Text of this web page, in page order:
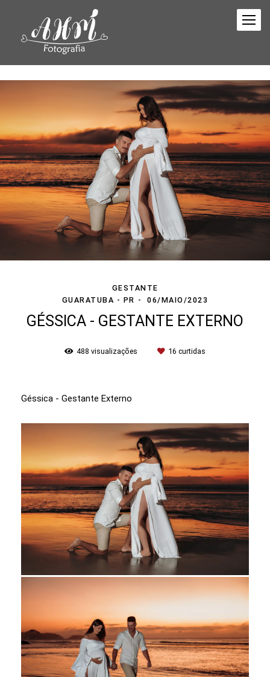
GESTANTE
GUARATUBA - PR
06/MAIO/2023
GÉSSICA - GESTANTE EXTERNO
488 visualizações 16 curtidas
Géssica - Gestante Externo